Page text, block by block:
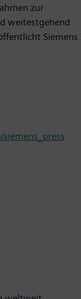
zur
weitestgehend
Siemens